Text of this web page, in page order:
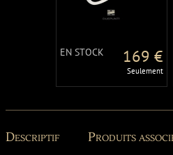
EN STOCK 169 €
Seulement
Descriptif Produits